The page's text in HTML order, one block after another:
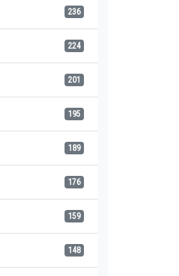
236
224
201
195
189
176
159
148